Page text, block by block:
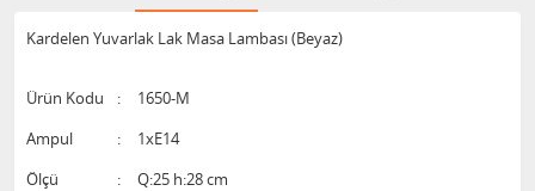
Kardelen Yuvarlak Lak Masa Lambası (Beyaz)
Ürün Kodu :
1650-M
Ampul
:
1xE14
Ölçü
:
Q:25 h:28 cm